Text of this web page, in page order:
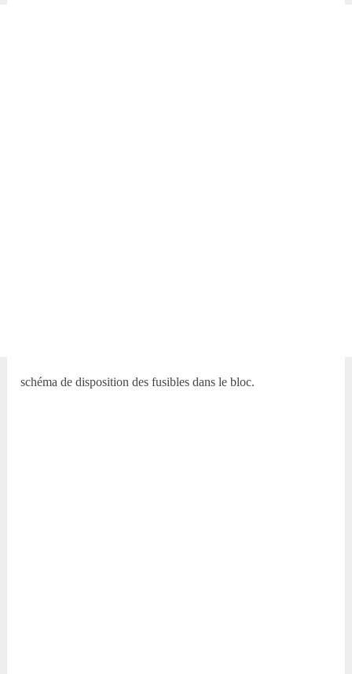
schéma de disposition des fusibles dans le bloc.